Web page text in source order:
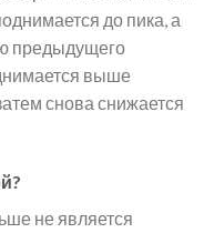
до пика, а
предыдущего
выше
снова снижается
не является